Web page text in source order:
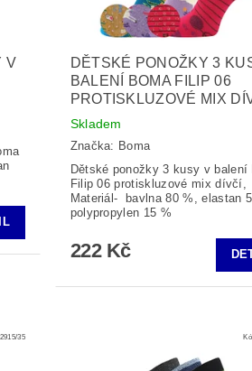
V
DĚTSKÉ PONOŽKY 3
BALENÍ BOMA FILIP 06
PROTISKLUZOVÉ MIX
Skladem
Značka: Boma
Dětské ponožky 3 kusy v balení
Filip 06 protiskluzové mix dívčí,
Materiál- bavlna 80 %, elastan 5
polypropylen 15 %
222 Kč
35